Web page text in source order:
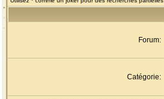
Forum:
Catégorie: